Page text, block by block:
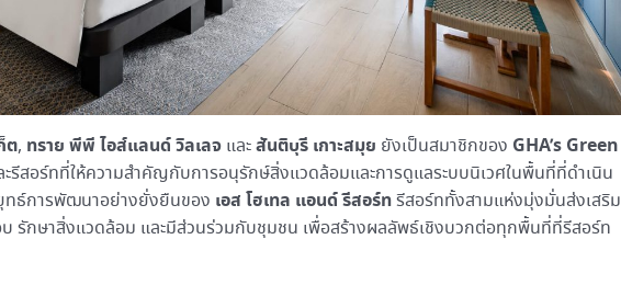
ต, ทราย พีพี ไอส์แลนด์ วิลเลจ และสันติบุรี เกาะสมุย ยังเป็นสมาชิกของ GHA’s Green
ะรีสอร์ทที่ให้ความสำคัญกับการอนุรักษ์สิ่งแวดล้อมและการดูแลระบบนิเวศในพื้นที่ที่ดำเนิน
ธ์การพัฒนาอย่างยั่งยืนของ เอส โฮเทล แอนด์ รีสอร์ทรีสอร์ททั้งสามแห่งมุ่งมั่นส่งเสริม
รักษาสิ่งแวดล้อม และมีส่วนร่วมกับชุมชน เพื่อสร้างผลลัพธ์เชิงบวกต่อทุกพื้นที่ที่รีสอร์ท